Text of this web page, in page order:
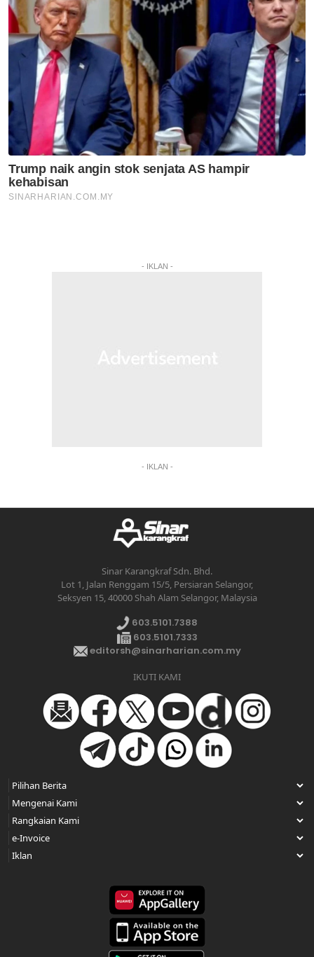
- IKLAN -
- IKLAN -
Sinar Karangkraf Sdn. Bhd.
Lot 1, Jalan Renggam 15/5, Persiaran Selangor,
Seksyen 15, 40000 Shah Alam Selangor, Malaysia
603.5101.7388
603.5101.7333
editorsh@sinarharian.com.my
IKUTI KAMI